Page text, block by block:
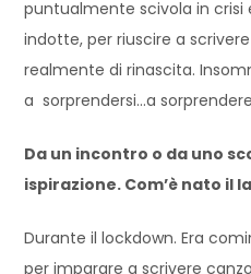
puntualmente scivola in crisi
indotte, per riuscire a
realmente di rinascita.
a sorprendersi…a
Da un incontro o da uno
ispirazione. Com’è nato il
Durante il lockdown. Era
per imparare a scrivere